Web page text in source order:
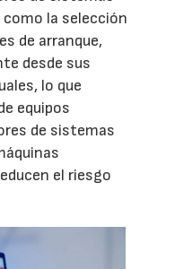
la selección
de arranque,
desde sus
lo que
equipos
de sistemas
el riesgo